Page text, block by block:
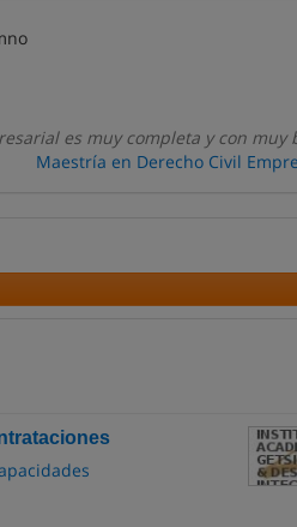
es muy completa y con muy
Maestría en Derecho Civil